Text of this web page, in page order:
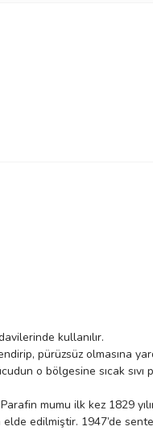
kullanılır.
pürüzsüz olmasına
o bölgesine sıcak sıvı
mumu ilk kez 1829
edilmiştir. 1947’de